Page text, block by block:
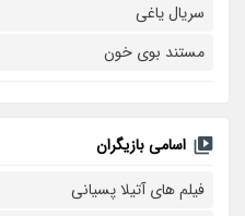
سریال یاغی
مستند بوی خون
اسامی بازیگران
فیلم های آتیلا پسیانی